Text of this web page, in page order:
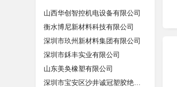
山西华创智控机电设备有限公司
衡水博尼新材料科技有限公司
深圳市玖州新材料集团有限公司
深圳市鉌丰实业有限公司
山东美奂橡塑有限公司